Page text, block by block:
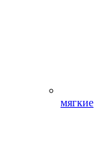
мягкие